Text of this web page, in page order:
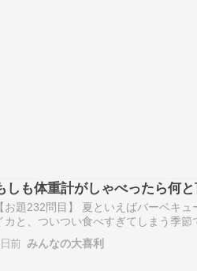
しも体重計がしゃべったら何
【お題232問目】 夏といえばバーベキ
カと、ついつい食べすぎてしまう季
計に乗ったら突然しゃべりだしました
てきた体重計が、ついに口を開いた
前 みんなの大喜利